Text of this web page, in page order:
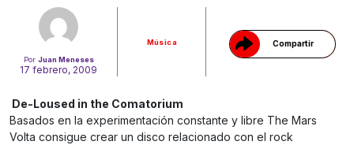
Por Juan Meneses
17 febrero, 2009
Música Compartir
De-Loused in the Comatorium
Basados en la experimentación constante y libre The Mars
Volta consigue crear un disco relacionado con el rock